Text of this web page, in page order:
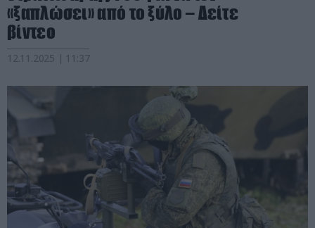
«ξαπλώσει» από το ξύλο – Δείτε
βίντεο
12.11.2025 | 11:37